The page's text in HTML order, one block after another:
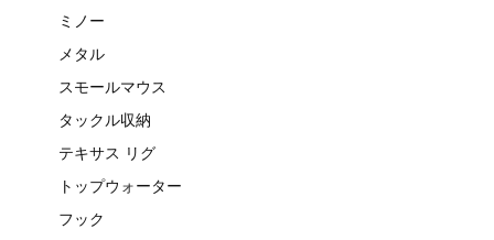
ミノー
メタル
スモールマウス
タックル収納
テキサス リグ
トップウォーター
フック